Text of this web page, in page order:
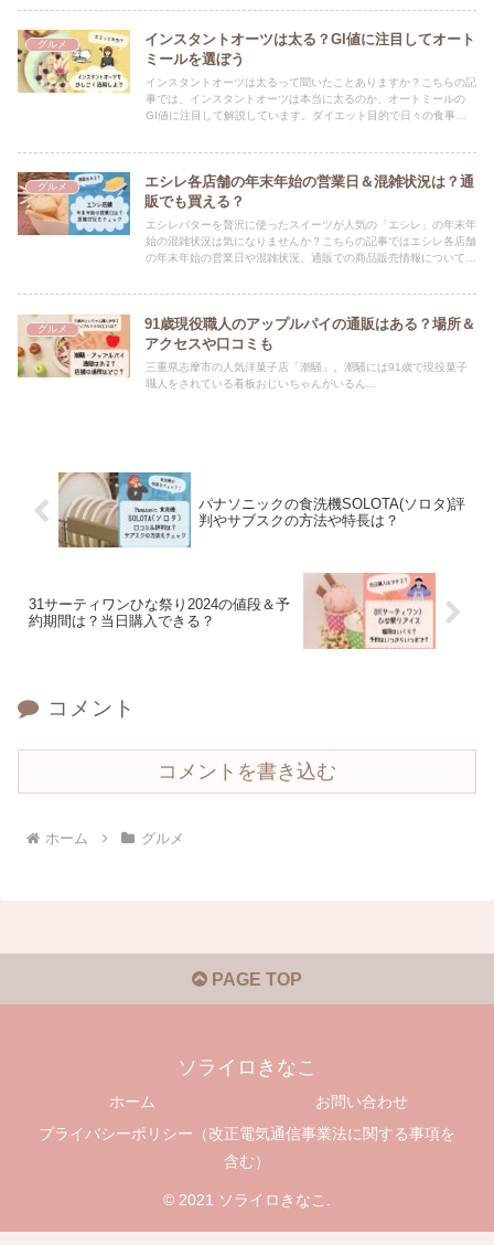
グルメ
インスタントオーツは太る？GI値に注目してオート
ミールを選ぼう
インスタントオーツは太るって聞いたことありますか？こちらの記
事では、インスタントオーツは本当に太るのか、オートミールの
GI値に注目して解説しています。ダイエット目的で日々の食事に
グルメ
エシレ各店舗の年末年始の営業日＆混雑状況は？通
販でも買える？
エシレバターを贅沢に使ったスイーツが人気の「エシレ」の年末年
始の混雑状況は気になりませんか？こちらの記事ではエシレ各店舗
の年末年始の営業日や混雑状況、通販での商品販売情報についてご
グルメ
91歳現役職人のアップルパイの通販はある？場所＆
アクセスや口コミも
三重県志摩市の人気洋菓子店「潮騒」。潮騒には91歳で現役菓子
職人をされている看板おじいちゃんがいるん...
パナソニックの食洗機SOLOTA(ソロタ)評
判やサブスクの方法や特長は？
31サーティワンひな祭り2024の値段＆予
約期間は？当日購入できる？
コメント
コメントを書き込む
ホーム グルメ
PAGE TOP
ソライロきなこ
ホーム
お問い合わせ
プライバシーポリシー（改正電気通信事業法に関する事項を
含む）
© 2021 ソライロきなこ.